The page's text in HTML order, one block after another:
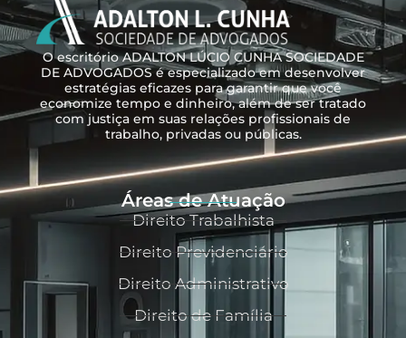
O escritório ADALTON LÚCIO CUNHA SOCIEDADE
DE ADVOGADOS é especializado em desenvolver
estratégias eficazes para garantir que você
economize tempo e dinheiro, além de ser tratado
com justiça em suas relações profissionais de
trabalho, privadas ou públicas.
Áreas de Atuação
Direito Trabalhista
Direito Previdenciário
Direito Administrativo
Direito de Família